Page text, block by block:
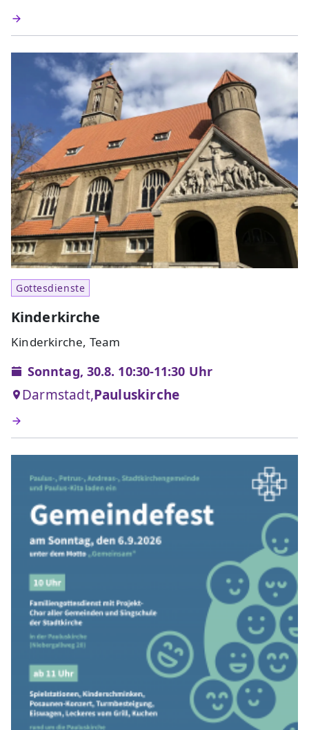
Gottesdienste
Kinderkirche
Kinderkirche, Team
Sonntag, 30.8. 10:30-11:30 Uhr
Darmstadt,Pauluskirche